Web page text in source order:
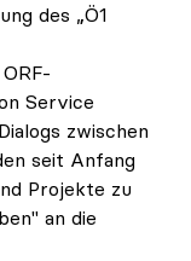
des „Ö1
Service
zwischen
seit Anfang
Projekte zu
an die